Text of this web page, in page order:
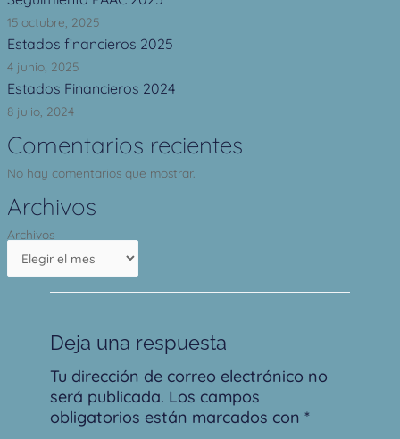
15 octubre, 2025
Estados financieros 2025
4 junio, 2025
Estados Financieros 2024
8 julio, 2024
Comentarios recientes
No hay comentarios que mostrar.
Archivos
Archivos
Deja una respuesta
Tu dirección de correo electrónico no
será publicada. Los campos
obligatorios están marcados con *